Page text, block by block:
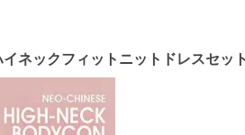
ネックフィットニットドレスセット